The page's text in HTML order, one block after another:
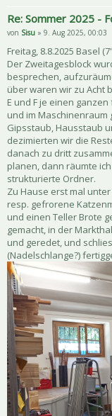
Re: Sommer 2025 -
von Sisu » 9. Aug 2025, 00:03
Freitag, 8.8.2025 Basel
Der Zweitagesblock
besprechen,
über waren wir zu Acht
E und F je einen
und im Maschinenraum
Gipsstaub, Hausstaub
dezimierten wir die
danach zu dritt
planen, dann räumte
strukturierte Ordner.
Zu Hause erst mal
resp. gefrorene
und einen Teller Brote
gemacht, in der
und geredet, und
(Nadelschlange?)